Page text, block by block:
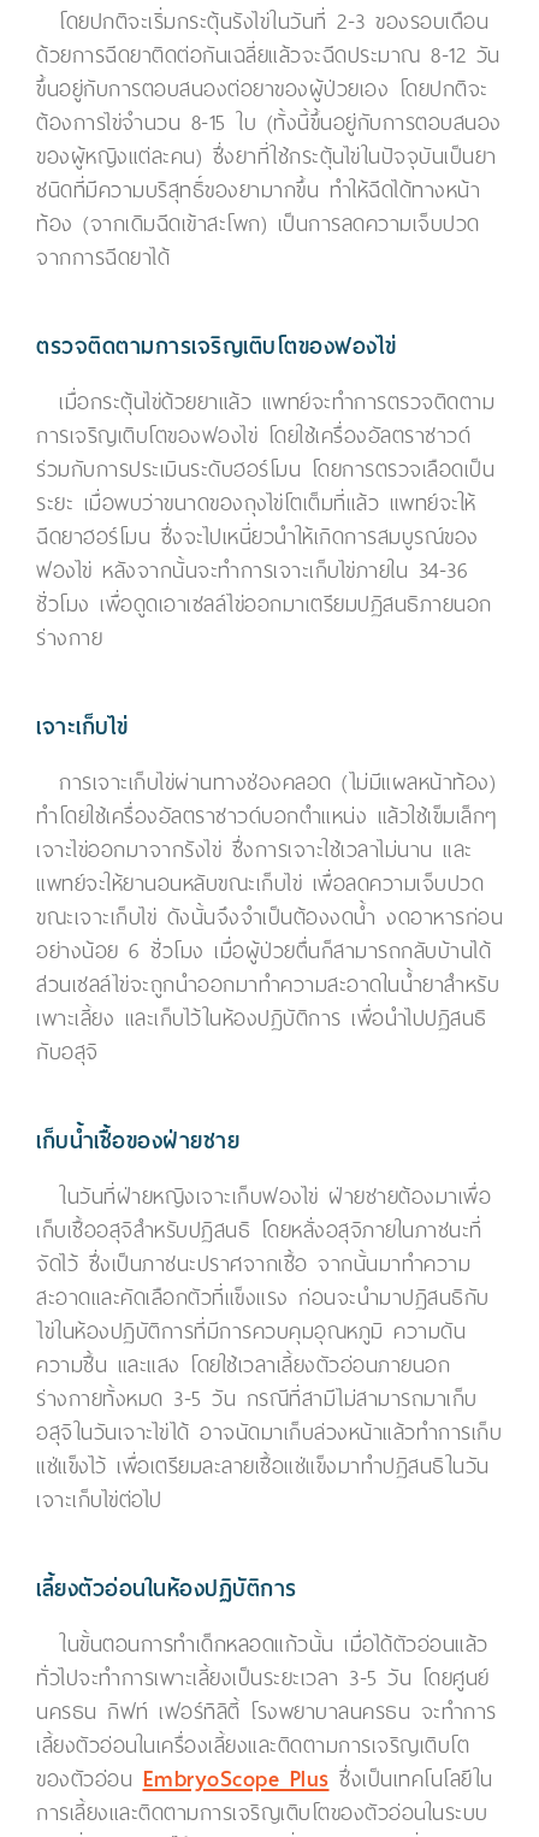
โดยปกติจะเริ่มกระตุ้นรังไข่ในวันที่ 2-3 ของรอบเดือน
ด้วยการฉีดยาติดต่อกันเฉลี่ยแล้วจะฉีดประมาณ 8-12 วัน
ขึ้นอยู่กับการตอบสนองต่อยาของผู้ป่วยเอง โดยปกติจะ
ต้องการไข่จำนวน 8-15 ใบ (ทั้งนี้ขึ้นอยู่กับการตอบสนอง
ของผู้หญิงแต่ละคน) ซึ่งยาที่ใช้กระตุ้นไข่ในปัจจุบันเป็นยา
ชนิดที่มีความบริสุทธิ์ของยามากขึ้น ทำให้ฉีดได้ทางหน้า
ท้อง (จากเดิมฉีดเข้าสะโพก) เป็นการลดความเจ็บปวด
จากการฉีดยาได้
ตรวจติดตามการเจริญเติบโตของฟองไข่
เมื่อกระตุ้นไข่ด้วยยาแล้ว แพทย์จะทำการตรวจติดตาม
การเจริญเติบโตของฟองไข่ โดยใช้เครื่องอัลตราซาวด์
ร่วมกับการประเมินระดับฮอร์โมน โดยการตรวจเลือดเป็น
ระยะ เมื่อพบว่าขนาดของถุงไข่โตเต็มที่แล้ว แพทย์จะให้
ฉีดยาฮอร์โมน ซึ่งจะไปเหนี่ยวนำให้เกิดการสมบูรณ์ของ
ฟองไข่ หลังจากนั้นจะทำการเจาะเก็บไข่ภายใน 34-36
ชั่วโมง เพื่อดูดเอาเซลล์ไข่ออกมาเตรียมปฏิสนธิภายนอก
ร่างกาย
เจาะเก็บไข่
การเจาะเก็บไข่ผ่านทางช่องคลอด (ไม่มีแผลหน้าท้อง)
ทำโดยใช้เครื่องอัลตราซาวด์บอกตำแหน่ง แล้วใช้เข็มเล็กๆ
เจาะไข่ออกมาจากรังไข่ ซึ่งการเจาะใช้เวลาไม่นาน และ
แพทย์จะให้ยานอนหลับขณะเก็บไข่ เพื่อลดความเจ็บปวด
ขณะเจาะเก็บไข่ ดังนั้นจึงจำเป็นต้องงดน้ำ งดอาหารก่อน
อย่างน้อย 6 ชั่วโมง เมื่อผู้ป่วยตื่นก็สามารถกลับบ้านได้
ส่วนเซลล์ไข่จะถูกนำออกมาทำความสะอาดในน้ำยาสำหรับ
เพาะเลี้ยง และเก็บไว้ในห้องปฏิบัติการ เพื่อนำไปปฏิสนธิ
กับอสุจิ
เก็บน้ำเชื้อของฝ่ายชาย
ในวันที่ฝ่ายหญิงเจาะเก็บฟองไข่ ฝ่ายชายต้องมาเพื่อ
เก็บเชื้ออสุจิสำหรับปฏิสนธิ โดยหลั่งอสุจิภายในภาชนะที่
จัดไว้ ซึ่งเป็นภาชนะปราศจากเชื้อ จากนั้นมาทำความ
สะอาดและคัดเลือกตัวที่แข็งแรง ก่อนจะนำมาปฏิสนธิกับ
ไข่ในห้องปฏิบัติการที่มีการควบคุมอุณหภูมิ ความดัน
ความชื้น และแสง โดยใช้เวลาเลี้ยงตัวอ่อนภายนอก
ร่างกายทั้งหมด 3-5 วัน กรณีที่สามีไม่สามารถมาเก็บ
อสุจิในวันเจาะไข่ได้ อาจนัดมาเก็บล่วงหน้าแล้วทำการเก็บ
แช่แข็งไว้ เพื่อเตรียมละลายเชื้อแช่แข็งมาทำปฏิสนธิในวัน
เจาะเก็บไข่ต่อไป
เลี้ยงตัวอ่อนในห้องปฏิบัติการ
ในขั้นตอนการทำเด็กหลอดแก้วนั้น เมื่อได้ตัวอ่อนแล้ว
ทั่วไปจะทำการเพาะเลี้ยงเป็นระยะเวลา 3-5 วัน โดยศูนย์
นครธน กิฟท์ เฟอร์ทิลิตี้ โรงพยาบาลนครธน จะทำการ
เลี้ยงตัวอ่อนในเครื่องเลี้ยงและติดตามการเจริญเติบโต
ของตัวอ่อนEmbryoScope Plusซึ่งเป็นเทคโนโลยีใน
การเลี้ยงและติดตามการเจริญเติบโตของตัวอ่อนในระบบ